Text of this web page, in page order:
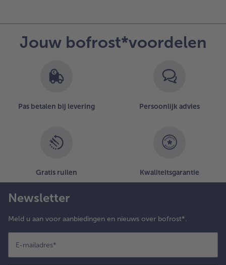
Jouw bofrost*voordelen
Pas betalen bij levering Persoonlijk advies
Gratis ruilen Kwaliteitsgarantie
Newsletter
Meld u aan voor aanbiedingen en nieuws over bofrost*.
E-mailadres*